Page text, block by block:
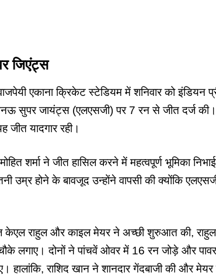
जिएंट्स
एकाना क्रिकेट स्टेडियम में शनिवार को इंडियन
सुपर जायंट्स (एलएसजी) पर 7 रन से जीत दर्ज की।
यादगार रही।
शर्मा ने जीत हासिल करने में महत्वपूर्ण भूमिका
उम्र होने के बावजूद उन्होंने वापसी की क्योंकि
राहुल और काइल मेयर ने अच्छी शुरुआत की,
लगाए। दोनों ने पांचवें ओवर में 16 रन जोड़े और
राशिद खान ने शानदार गेंदबाजी की और